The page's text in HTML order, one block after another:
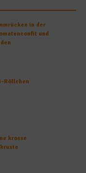
in der
und
Röllchen
krosse